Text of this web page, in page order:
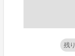
残り